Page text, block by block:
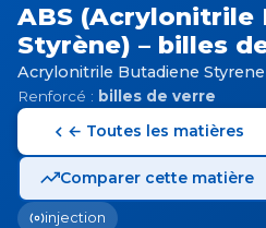
ABS (Acrylonitrile
Styrène) – billes
Acrylonitrile Butadiene Styrene
Renforcé : billes de verre
← Toutes les matières
Comparer cette matière
injection